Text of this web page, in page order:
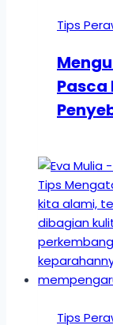
Tips
Pasca
Tips